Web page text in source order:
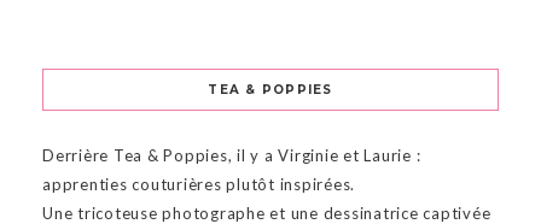
TEA & POPPIES
Derrière Tea & Poppies, il y a Virginie et Laurie :
apprenties couturières plutôt inspirées.
Une tricoteuse photographe et une dessinatrice captivée